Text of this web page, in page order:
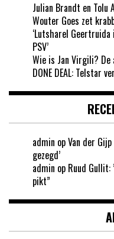
Julian Brandt en Tolu
Wouter Goes zet
‘Lutsharel
PSV’
Wie is Jan Virgili?
DONE DEAL: Telstar
admin opVan der
gezegd’
admin op Ruud
pikt”